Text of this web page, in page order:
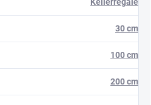
30 cm
100 cm
200 cm